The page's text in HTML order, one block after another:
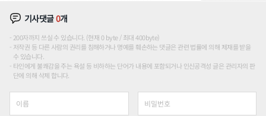
기사댓글0개
200자까지 쓰실 수 있습니다. (현재 0 byte / 최대 400byte)
저작권 등 다른 사람의 권리를 침해하거나 명예를 훼손하는 댓글은 관련 법률에 의해 제재를 받을
수 있습니다.
타인에게 불쾌감을 주는 욕설 등 비하하는 단어가 내용에 포함되거나 인신공격성 글은 관리자의 판
단에 의해 삭제 합니다.